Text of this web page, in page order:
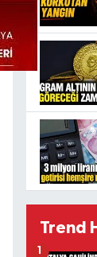
Trend
1